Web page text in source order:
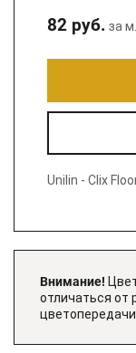
82 руб. за
Unilin - Clix
Внимание!
отличаться от